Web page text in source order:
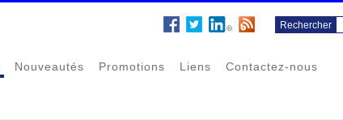
Nouveautés Promotions Liens Contactez-nous